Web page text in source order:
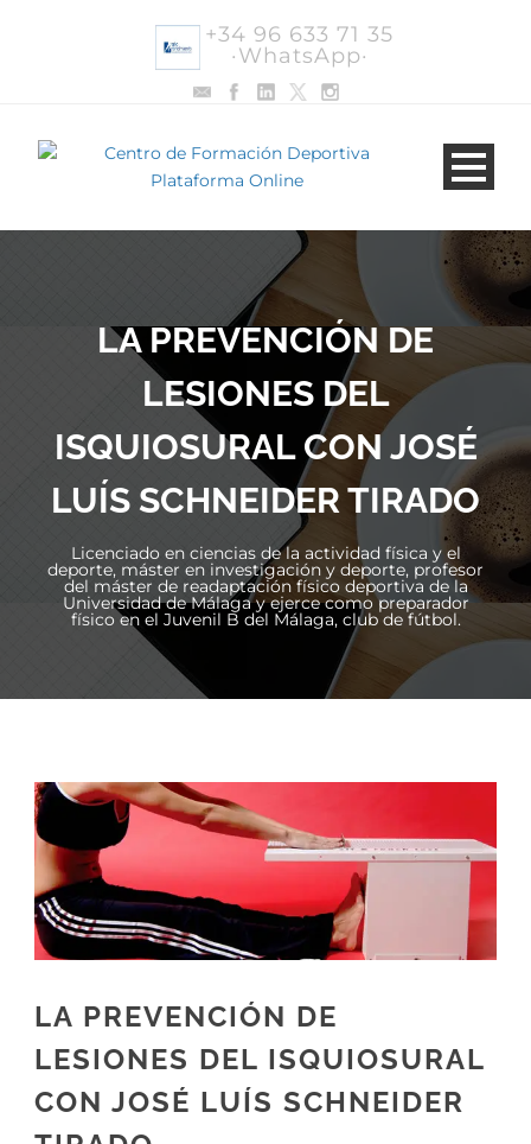
+34 96 633 71 35
·WhatsApp·
LA PREVENCIÓN DE
LESIONES DEL
ISQUIOSURAL CON JOSÉ
LUÍS SCHNEIDER TIRADO
Licenciado en ciencias de la actividad física y el
deporte, máster en investigación y deporte, profesor
del máster de readaptación físico deportiva de la
Universidad de Málaga y ejerce como preparador
físico en el Juvenil B del Málaga, club de fútbol.
LA PREVENCIÓN DE
LESIONES DEL ISQUIOSURAL
CON JOSÉ LUÍS SCHNEIDER